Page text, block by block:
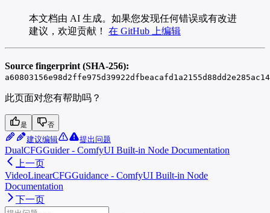
本文档由 AI 生成。如果您发现任何错误或有改进
建议，欢迎贡献！ 在 GitHub 上编辑
Source fingerprint (SHA-256):
此页面对您有帮助吗？
是 否
建议编辑 提出问题
DualCFGGuider - ComfyUI Built-in Node Documentation
上一页
VideoLinearCFGGuidance - ComfyUI Built-in Node
Documentation
下一页